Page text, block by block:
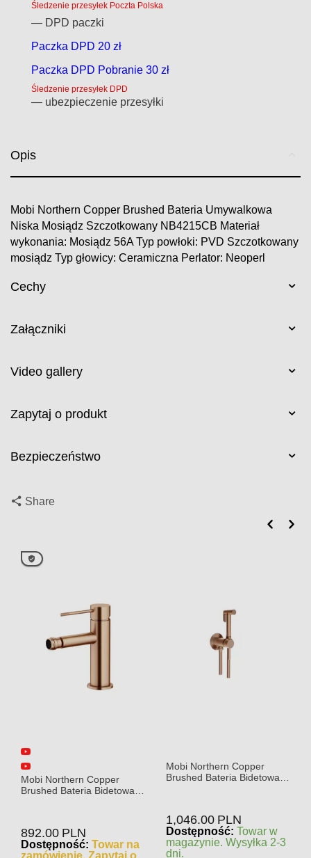
Śledzenie przesyłek Poczta Polska
— DPD paczki
Paczka DPD 20 zł
Paczka DPD Pobranie 30 zł
Śledzenie przesyłek DPD
— ubezpieczenie przesyłki
Opis
Mobi Northern Copper Brushed Bateria Umywalkowa
Niska Mosiądz Szczotkowany NB4215CB Materiał
wykonania: Mosiądz 56A Typ powłoki: PVD Szczotkowany
mosiądz Typ głowicy: Ceramiczna Perlator: Neoperl
Cechy
Załączniki
Video gallery
Zapytaj o produkt
Bezpieczeństwo
Share
Mobi Northern Copper
Brushed Bateria Bidetowa
892.00 PLN
Dostępność: Towar na
zamówienie. Zapytaj o
Mobi Northern Copper
Brushed Bateria Bidetowa
1,046.00 PLN
Dostępność: Towar w
magazynie. Wysyłka 2-3
dni.